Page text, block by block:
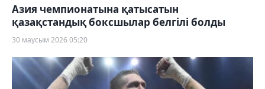
Азия чемпионатына қатысатын
қазақстандық боксшылар белгілі болды
30 маусым 2026 05:20